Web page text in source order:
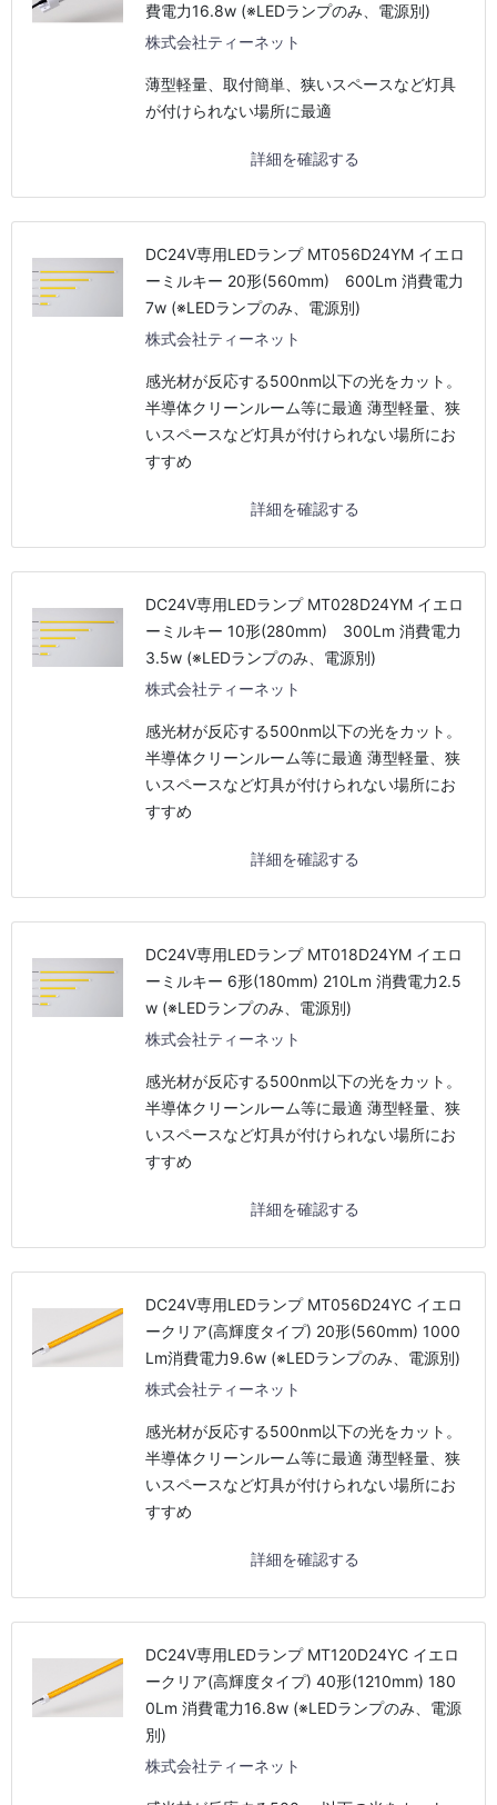
費電力16.8w (※LEDランプのみ、電源別)
株式会社ティーネット
薄型軽量、取付簡単、狭いスペースなど灯具
が付けられない場所に最適
詳細を確認する
DC24V専用LEDランプ MT056D24YM イエロ
ーミルキー 20形(560mm) 600Lm 消費電力
7w (※LEDランプのみ、電源別)
株式会社ティーネット
感光材が反応する500nm以下の光をカット。
半導体クリーンルーム等に最適 薄型軽量、狭
いスペースなど灯具が付けられない場所にお
すすめ
詳細を確認する
DC24V専用LEDランプ MT028D24YM イエロ
ーミルキー 10形(280mm) 300Lm 消費電力
3.5w (※LEDランプのみ、電源別)
株式会社ティーネット
感光材が反応する500nm以下の光をカット。
半導体クリーンルーム等に最適 薄型軽量、狭
いスペースなど灯具が付けられない場所にお
すすめ
詳細を確認する
DC24V専用LEDランプ MT018D24YM イエロ
ーミルキー 6形(180mm) 210Lm 消費電力2.5
w (※LEDランプのみ、電源別)
株式会社ティーネット
感光材が反応する500nm以下の光をカット。
半導体クリーンルーム等に最適 薄型軽量、狭
いスペースなど灯具が付けられない場所にお
すすめ
詳細を確認する
DC24V専用LEDランプ MT056D24YC イエロ
ークリア(高輝度タイプ) 20形(560mm) 1000
Lm消費電力9.6w (※LEDランプのみ、電源別)
株式会社ティーネット
感光材が反応する500nm以下の光をカット。
半導体クリーンルーム等に最適 薄型軽量、狭
いスペースなど灯具が付けられない場所にお
すすめ
詳細を確認する
DC24V専用LEDランプ MT120D24YC イエロ
ークリア(高輝度タイプ) 40形(1210mm) 180
0Lm 消費電力16.8w (※LEDランプのみ、電源
別)
株式会社ティーネット